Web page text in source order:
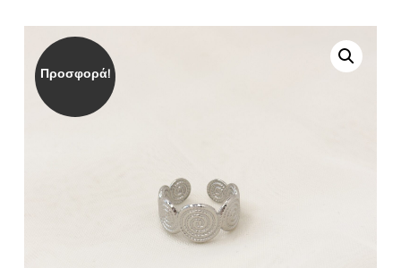
Προσφορά!